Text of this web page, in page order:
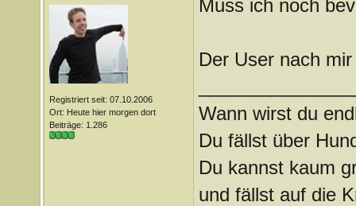
Registriert seit: 07.10.2006
Ort: Heute hier morgen dort
Beiträge: 1.286
Muss ich noch
Der User nach
Wann wirst du
Du fällst über
Du kannst kaum
und fällst auf die